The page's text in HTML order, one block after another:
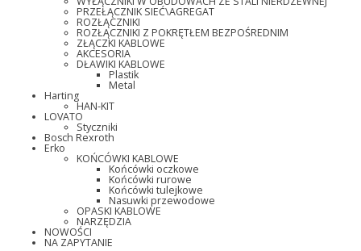
PRZEŁĄCZNIK SIEĆ\AGREGAT
ROZŁĄCZNIKI
ROZŁĄCZNIKI Z POKRĘTŁEM BEZPOŚREDNIM
ZŁĄCZKI KABLOWE
AKCESORIA
DŁAWIKI KABLOWE
Plastik
Metal
Harting
HAN-KIT
LOVATO
Styczniki
Bosch Rexroth
Erko
KOŃCÓWKI KABLOWE
Końcówki oczkowe
Końcówki rurowe
Końcówki tulejkowe
Nasuwki przewodowe
OPASKI KABLOWE
NARZĘDZIA
NOWOŚCI
NA ZAPYTANIE